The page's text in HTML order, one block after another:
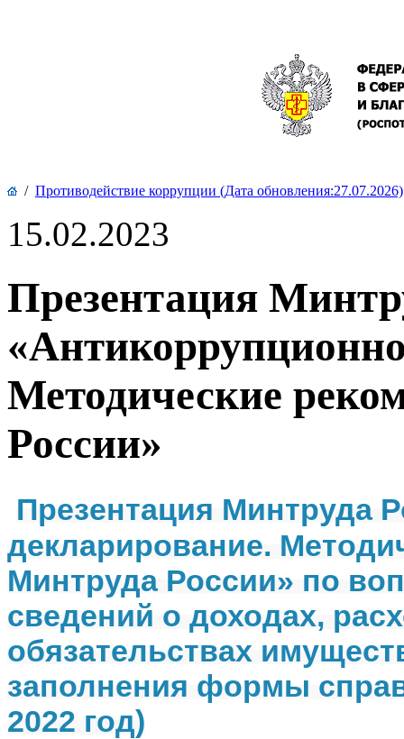
/ Противодействие коррупции (Дата обновления:27.07.2026)
15.02.2023
Презентация
Методические
России»
Презентация Минтруда
декларирование.
Минтруда России» по
сведений о доходах,
обязательствах
заполнения формы
2022 год)